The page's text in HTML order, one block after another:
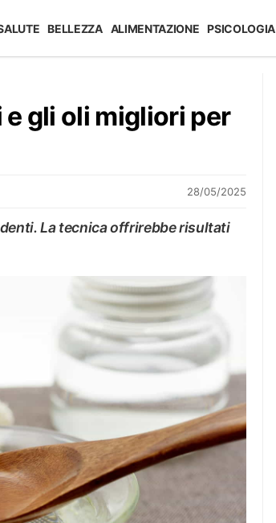
BELLEZZA ALIMENTAZIONE PSICOLOGIA
e gli oli migliori per
28/05/2025
La tecnica offrirebbe risultati